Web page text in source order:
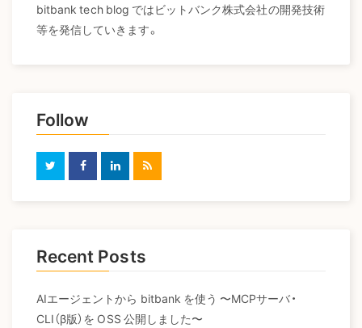
bitbank tech blog ではビットバンク株式会社の開発技術
等を発信していきます。
Follow
Recent Posts
AIエージェントから bitbank を使う 〜MCPサーバ・
CLI（β版）を OSS 公開しました〜